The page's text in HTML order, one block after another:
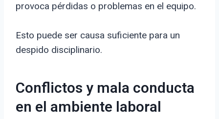
provoca pérdidas o problemas en el equipo.
Esto puede ser causa suficiente para un
despido disciplinario.
Conflictos y mala conducta
en el ambiente laboral